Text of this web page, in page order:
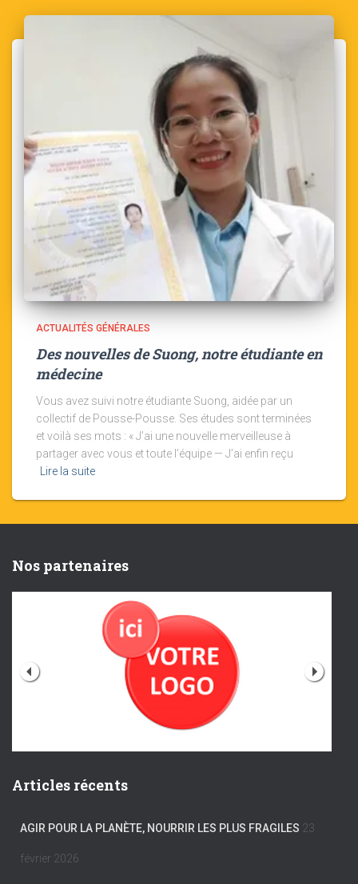
ACTUALITÉS GÉNÉRALES
Des nouvelles de Suong, notre étudiante en
médecine
Vous avez suivi notre étudiante Suong, aidée par un
collectif de Pousse-Pousse. Ses études sont terminées
et voilà ses mots : « J’ai une nouvelle merveilleuse à
partager avec vous et toute l’équipe — J’ai enfin reçu
Lire la suite
Nos partenaires
Articles récents
AGIR POUR LA PLANÈTE, NOURRIR LES PLUS FRAGILES 23
février 2026